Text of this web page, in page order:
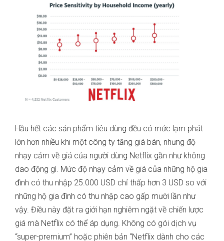
Hầu hết các sản phẩm tiêu dùng đều có mức lạm phát
lớn hơn nhiều khi một công ty tăng giá bán, nhưng độ
nhạy cảm về giá của người dùng Netflix gần như không
dao động gì. Mức độ nhạy cảm về giá của những hộ gia
đình có thu nhập 25.000 USD chỉ thấp hơn 3 USD so với
những hộ gia đình có thu nhập cao gấp mười lần như
vậy. Điều này đặt ra giới hạn nghiêm ngặt về chiến lược
giá mà Netflix có thể áp dụng. Không có gói dịch vụ
“super-premium” hoặc phiên bản “Netflix dành cho các